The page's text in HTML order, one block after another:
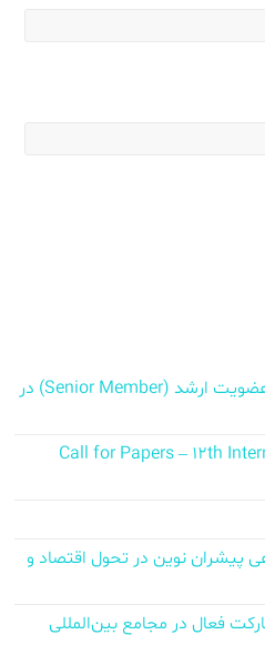
سمینار مجازی «مسیر ارتقاء به عضویت ارشد (Senior Member) در
Call for Papers – 12th
نوین در تحول اقتصاد و
فعال در مجامع بین‌المللی